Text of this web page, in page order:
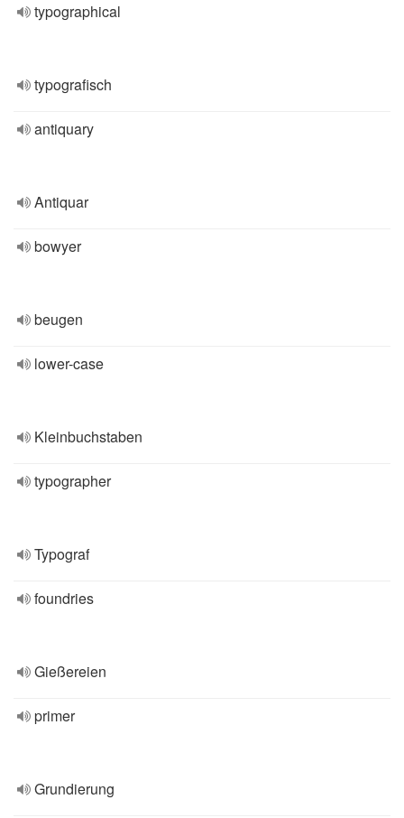
typographical
typografisch
antiquary
Antiquar
bowyer
beugen
lower-case
Kleinbuchstaben
typographer
Typograf
foundries
Gießereien
primer
Grundierung